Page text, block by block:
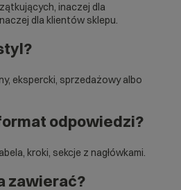
inaczej dla
dla klientów sklepu.
ekspercki, sprzedażowy albo
odpowiedzi?
kroki, sekcje z nagłówkami.
zawierać?